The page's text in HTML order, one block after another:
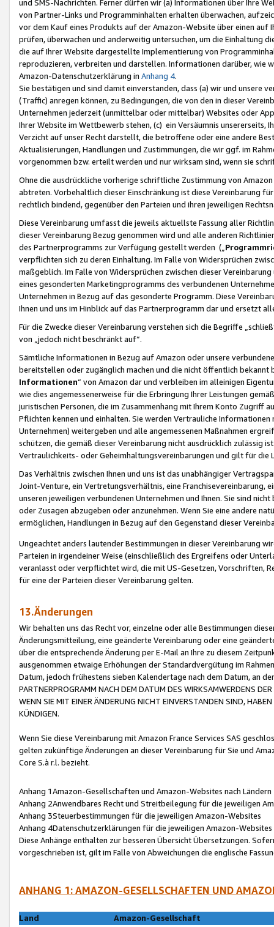
und SMS-Nachrichten. Ferner dürfen wir (a) Informationen über Ihre
von Partner-Links und Programminhalten erhalten überwachen,
vor dem Kauf eines Produkts auf der Amazon-Website über einen
prüfen, überwachen und anderweitig untersuchen, um die Einhaltung
die auf Ihrer Website dargestellte Implementierung von
reproduzieren, verbreiten und darstellen. Informationen darüber, wie
Amazon-Datenschutzerklärung in Anhang 4.
Sie bestätigen und sind damit einverstanden, dass (a) wir und
(Traffic) anregen können, zu Bedingungen, die von den in dieser
Unternehmen jederzeit (unmittelbar oder mittelbar) Websites oder
Ihrer Website im Wettbewerb stehen, (c) ein Versäumnis unsererseits,
Verzicht auf unser Recht darstellt, die betroffene oder eine andere
Aktualisierungen, Handlungen und Zustimmungen, die wir ggf. im
vorgenommen bzw. erteilt werden und nur wirksam sind, wenn sie
Ohne die ausdrückliche vorherige schriftliche Zustimmung von
abtreten. Vorbehaltlich dieser Einschränkung ist diese Vereinbarung
rechtlich bindend, gegenüber den Parteien und ihren jeweiligen
Diese Vereinbarung umfasst die jeweils aktuellste Fassung aller
dieser Vereinbarung Bezug genommen wird und alle anderen
des Partnerprogramms zur Verfügung gestellt werden („
verpflichten sich zu deren Einhaltung. Im Falle von Widersprüchen
maßgeblich. Im Falle von Widersprüchen zwischen dieser
eines gesonderten Marketingprogramms des verbundenen
Unternehmen in Bezug auf das gesonderte Programm. Diese
Ihnen und uns im Hinblick auf das Partnerprogramm dar und ersetzt
Für die Zwecke dieser Vereinbarung verstehen sich die Begriffe
von „jedoch nicht beschränkt auf“.
Sämtliche Informationen in Bezug auf Amazon oder unsere
bereitstellen oder zugänglich machen und die nicht öffentlich
Informationen“ von Amazon dar und verbleiben im alleinigen
wie dies angemessenerweise für die Erbringung Ihrer Leistungen
juristischen Personen, die im Zusammenhang mit Ihrem Konto
Pflichten kennen und einhalten. Sie werden Vertrauliche
Unternehmen) weitergeben und alle angemessenen Maßnahmen
schützen, die gemäß dieser Vereinbarung nicht ausdrücklich zulässig
Vertraulichkeits- oder Geheimhaltungsvereinbarungen und gilt für die
Das Verhältnis zwischen Ihnen und uns ist das unabhängiger
Joint-Venture, ein Vertretungsverhältnis, eine Franchisevereinbarung,
unseren jeweiligen verbundenen Unternehmen und Ihnen. Sie sind
oder Zusagen abzugeben oder anzunehmen. Wenn Sie eine andere
ermöglichen, Handlungen in Bezug auf den Gegenstand dieser
Ungeachtet anders lautender Bestimmungen in dieser Vereinbarung
Parteien in irgendeiner Weise (einschließlich des Ergreifens oder
veranlasst oder verpflichtet wird, die mit US-Gesetzen, Vorschriften,
für eine der Parteien dieser Vereinbarung gelten.
13.Änderungen
Wir behalten uns das Recht vor, einzelne oder alle Bestimmungen
Änderungsmitteilung, eine geänderte Vereinbarung oder eine
über die entsprechende Änderung per E-Mail an Ihre zu diesem
ausgenommen etwaige Erhöhungen der Standardvergütung im
Datum, jedoch frühestens sieben Kalendertage nach dem Datum, an
PARTNERPROGRAMM NACH DEM DATUM DES WIRKSAMWERDENS
WENN SIE MIT EINER ÄNDERUNG NICHT EINVERSTANDEN SIND,
KÜNDIGEN.
Wenn Sie diese Vereinbarung mit Amazon France Services SAS
gelten zukünftige Änderungen an dieser Vereinbarung für Sie und
Core S.à r.l. bezieht.
Anhang 1Amazon-Gesellschaften und Amazon-Websites nach Ländern
Anhang 2Anwendbares Recht und Streitbeilegung für die jeweiligen
Anhang 3Steuerbestimmungen für die jeweiligen Amazon-Websites
Anhang 4Datenschutzerklärungen für die jeweiligen Amazon-Websites
Diese Anhänge enthalten zur besseren Übersicht Übersetzungen.
vorgeschrieben ist, gilt im Falle von Abweichungen die englische
ANHANG 1: AMAZON-GESELLSCHAFTEN UND
Land
Amazon-Gesellschaft